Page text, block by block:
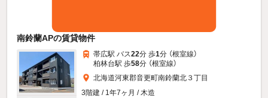
南鈴蘭APの賃貸物件
帯広駅 バス22分 歩1分 （根室線）
柏林台駅 歩58分 （根室線）
北海道河東郡音更町南鈴蘭北３丁目
3階建 / 1年7ヶ月 / 木造